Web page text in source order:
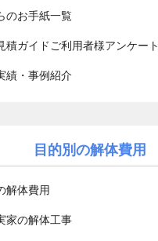
のお手紙一覧
積ガイドご利用者様アンケート
績・事例紹介
目的別の解体費用
解体費用
家の解体工事